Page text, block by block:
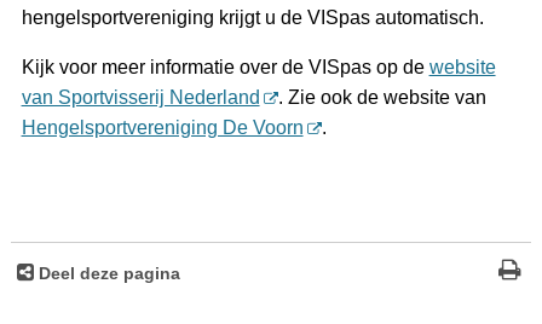
hengelsportvereniging krijgt u de VISpas automatisch.
Kijk voor meer informatie over de VISpas op de website
van Sportvisserij Nederland
. Zie ook de website van
Hengelsportvereniging De Voorn
.
Deel deze pagina